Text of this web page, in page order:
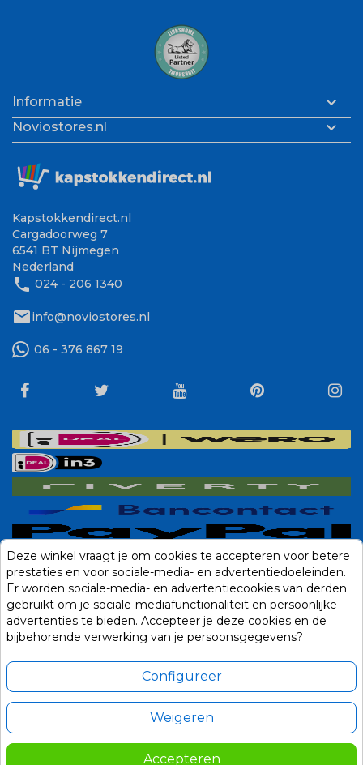
Informatie 
Noviostores.nl 
Kapstokkendirect.nl
Cargadoorweg 7
6541 BT Nijmegen
Nederland
phone 024 - 206 1340
mailinfo@noviostores.nl
06 - 376 867 19
Deze winkel vraagt je om cookies te accepteren voor betere
prestaties en voor sociale-media- en advertentiedoeleinden.
Er worden sociale-media- en advertentiecookies van derden
gebruikt om je sociale-mediafunctionaliteit en persoonlijke
advertenties te bieden. Accepteer je deze cookies en de
bijbehorende verwerking van je persoonsgegevens?
Configureer
Weigeren
Accepteren